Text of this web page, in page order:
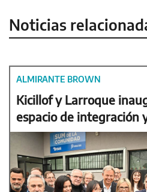
Noticias
ALMIRANTE BROWN
Kicillof y Larroque
espacio de integración